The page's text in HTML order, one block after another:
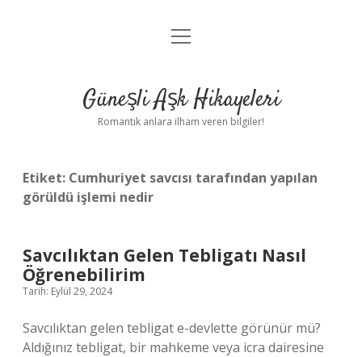
Anasayfa
Yasal Uyarı
menüyü
Güneşli Aşk Hikayeleri
Romantik anlara ilham veren bilgiler!
Etiket: Cumhuriyet savcısı tarafından yapılan
görüldü işlemi nedir
Savcılıktan Gelen Tebligatı Nasıl
Öğrenebilirim
Tarih: Eylül 29, 2024
Savcılıktan gelen tebligat e-devlette görünür mü?
Aldığınız tebligat, bir mahkeme veya icra dairesine